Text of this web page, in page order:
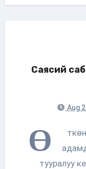
Саясий
Aug
Ө
тууралуу